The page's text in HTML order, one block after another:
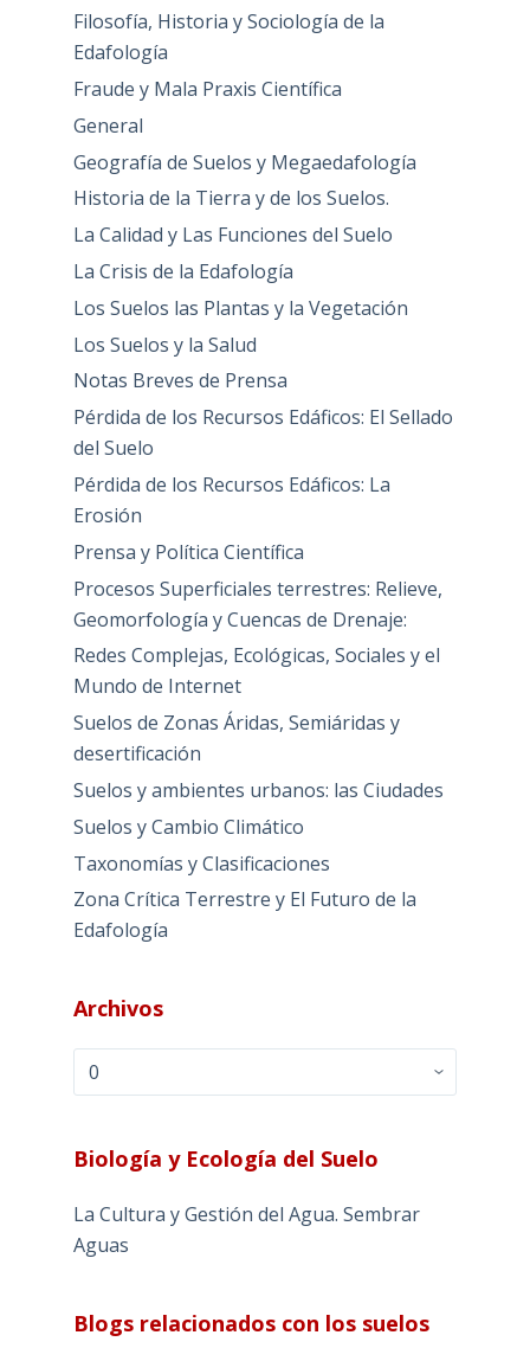
Filosofía, Historia y Sociología de la
Edafología
Fraude y Mala Praxis Científica
General
Geografía de Suelos y Megaedafología
Historia de la Tierra y de los Suelos.
La Calidad y Las Funciones del Suelo
La Crisis de la Edafología
Los Suelos las Plantas y la Vegetación
Los Suelos y la Salud
Notas Breves de Prensa
Pérdida de los Recursos Edáficos: El Sellado
del Suelo
Pérdida de los Recursos Edáficos: La
Erosión
Prensa y Política Científica
Procesos Superficiales terrestres: Relieve,
Geomorfología y Cuencas de Drenaje:
Redes Complejas, Ecológicas, Sociales y el
Mundo de Internet
Suelos de Zonas Áridas, Semiáridas y
desertificación
Suelos y ambientes urbanos: las Ciudades
Suelos y Cambio Climático
Taxonomías y Clasificaciones
Zona Crítica Terrestre y El Futuro de la
Edafología
Archivos
Archivos
Biología y Ecología del Suelo
La Cultura y Gestión del Agua. Sembrar
Aguas
Blogs relacionados con los suelos